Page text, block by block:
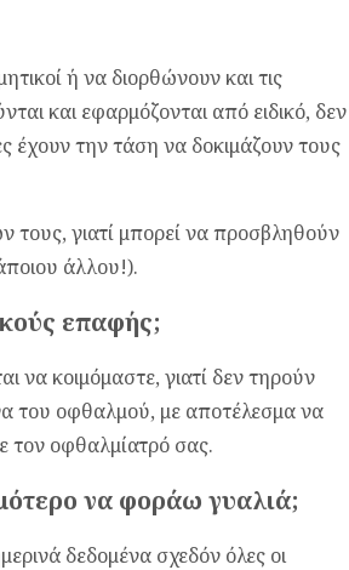
ή να διορθώνουν και τις
και εφαρμόζονται από ειδικό, δεν
έχουν την τάση να δοκιμάζουν τους
τους, γιατί μπορεί να προσβληθούν
άλλου!).
επαφής;
να κοιμόμαστε, γιατί δεν τηρούν
του οφθαλμού, με αποτέλεσμα να
τον οφθαλμίατρό σας.
να φοράω γυαλιά;
δεδομένα σχεδόν όλες οι